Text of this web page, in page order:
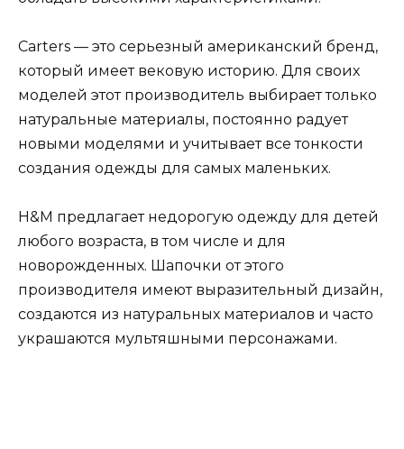
Carters — это серьезный американский бренд,
который имеет вековую историю. Для своих
моделей этот производитель выбирает только
натуральные материалы, постоянно радует
новыми моделями и учитывает все тонкости
создания одежды для самых маленьких.
H&M предлагает недорогую одежду для детей
любого возраста, в том числе и для
новорожденных. Шапочки от этого
производителя имеют выразительный дизайн,
создаются из натуральных материалов и часто
украшаются мультяшными персонажами.